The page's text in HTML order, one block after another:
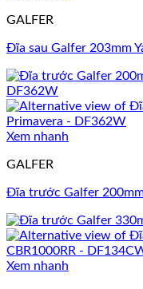
GALFER
Đĩa sau Galfer 203mm
Xem nhanh
GALFER
Đĩa trước Galfer
Xem nhanh